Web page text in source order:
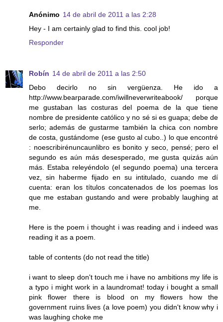
Anónimo 14 de abril de 2011 a las 2:28
Hey - I am certainly glad to find this. cool job!
Responder
Robín 14 de abril de 2011 a las 2:50
Debo decirlo no sin vergüenza. He ido a
http://www.bearparade.com/iwillneverwriteabook/ porque
me gustaban las costuras del poema de la que tiene
nombre de presidente católico y no sé si es guapa; debe de
serlo; además de gustarme también la chica con nombre
de costa, gustándome (ese gusto al cubo..) lo que encontré
: noescribirénuncaunlibro es bonito y seco, pensé; pero el
segundo es aún más desesperado, me gusta quizás aún
más. Estaba releyéndolo (el segundo poema) una tercera
vez, sin haberme fijado en su intitulado, cuando me dí
cuenta: eran los títulos concatenados de los poemas los
que me estaban gustando and were probably laughing at
me.
Here is the poem i thought i was reading and i indeed was
reading it as a poem.
table of contents (do not read the title)
i want to sleep don't touch me i have no ambitions my life is
a typo i might work in a laundromat! today i bought a small
pink flower there is blood on my flowers how the
government ruins lives (a love poem) you didn't know why i
was laughing choke me